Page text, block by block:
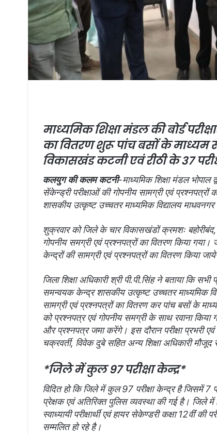
माध्यमिक शिक्षा मंडल की बोर्ड
का वितरण शुरूपांच बसों के माध्यम से
विकासखंड कटनी एवं रीठी के 37
कलयुग की कलम कटनी-माध्यमिक शिक्षा मंडल भोपाल
सेंकेन्ड्री परीक्षाओं की गोपनीय सामग्री एवं
शासकीय उत्कृष्ट उच्चतर माध्यमिक विद्यालय
शुक्रवार को जिले के चार विकासखंडों क्रमशः
गोपनीय समग्री एवं प्रश्नपत्रों का वितरण किया
केन्द्रों की सामग्री एवं प्रश्नपत्रों का वितरण किया
जिला शिक्षा अधिकारी श्री पी.पी.सिंह ने बताया कि
समन्वयक केन्द्र शासकीय उत्कृष्ट उच्चतर माध्यमिक
सामग्री एवं प्रश्नपत्रों का वितरण कर पांच बसों के
को प्रश्नपत्र एवं गोपनीय समग्री के साथ रवाना
और प्रश्नपत्र जमा करेंगे। इस दौरान परीक्षा प्रभरी
चक्रवर्ती, विवेक दुबे सहित अन्य शिक्षा अधिकारी मौजूद
*जिले में कुल 97 परीक्षा केन्द्र*
विदित हो कि जिले में कुल 97 परीक्षा केन्द्र है जिसमें
प्रेक्षक एवं अतिरिक्त पुलिस व्यवस्था की गई है। जिले
स्वाध्यायी परीक्षार्थी एवं हायर सेकेण्डरी कक्षा 12वीं की
सम्मलित हो रहे है।